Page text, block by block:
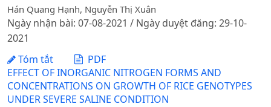
Hán Quang Hạnh, Nguyễn Thị Xuân
Ngày nhận bài: 07-08-2021 / Ngày duyệt đăng: 29-10-
2021
Tóm tắt
PDF
EFFECT OF INORGANIC NITROGEN FORMS AND
CONCENTRATIONS ON GROWTH OF RICE GENOTYPES
UNDER SEVERE SALINE CONDITION